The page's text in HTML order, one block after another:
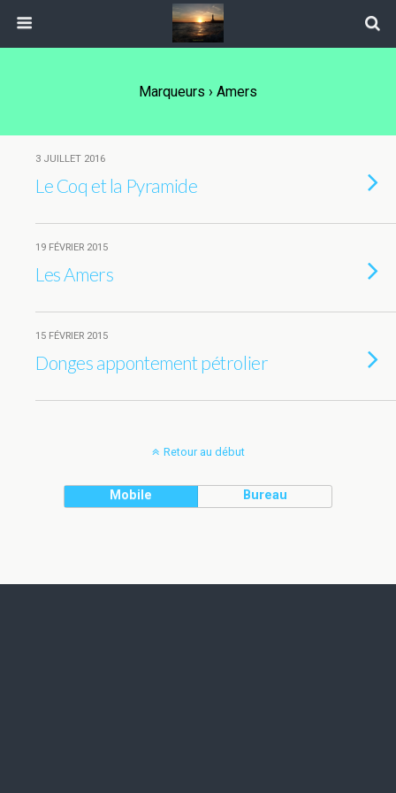
Marqueurs › Amers
3 JUILLET 2016
Le Coq et la Pyramide
19 FÉVRIER 2015
Les Amers
15 FÉVRIER 2015
Donges appontement pétrolier
Retour au début
Mobile Bureau